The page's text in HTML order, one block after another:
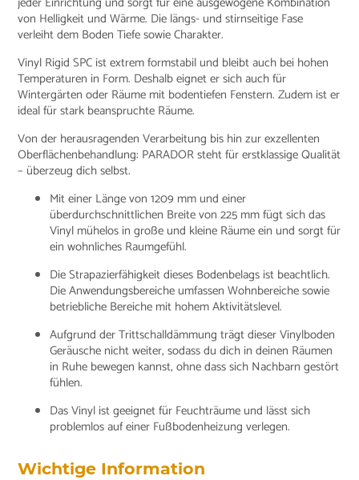
von Helligkeit und Wärme. Die längs- und stirnseitige Fase
verleiht dem Boden Tiefe sowie Charakter.
Vinyl Rigid SPC ist extrem formstabil und bleibt auch bei hohen
Temperaturen in Form. Deshalb eignet er sich auch für
Wintergärten oder Räume mit bodentiefen Fenstern. Zudem ist er
ideal für stark beanspruchte Räume.
Von der herausragenden Verarbeitung bis hin zur exzellenten
Oberflächenbehandlung: PARADOR steht für erstklassige Qualität
– überzeug dich selbst.
Mit einer Länge von 1209 mm und einer
überdurchschnittlichen Breite von 225 mm fügt sich das
Vinyl mühelos in große und kleine Räume ein und sorgt für
ein wohnliches Raumgefühl.
Die Strapazierfähigkeit dieses Bodenbelags ist beachtlich.
Die Anwendungsbereiche umfassen Wohnbereiche sowie
betriebliche Bereiche mit hohem Aktivitätslevel.
Aufgrund der Trittschalldämmung trägt dieser Vinylboden
Geräusche nicht weiter, sodass du dich in deinen Räumen
in Ruhe bewegen kannst, ohne dass sich Nachbarn gestört
fühlen.
Das Vinyl ist geeignet für Feuchträume und lässt sich
problemlos auf einer Fußbodenheizung verlegen.
Wichtige Information